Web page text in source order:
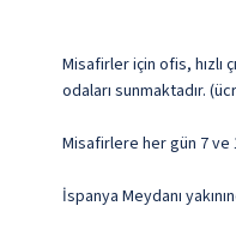
Misafirler için ofis, hızlı
odaları sunmaktadır.
Misafirlere her gün 7 ve
İspanya Meydanı